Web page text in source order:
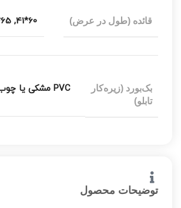
قائده (طول در عرض) 60*41
,
65*44
بک‌بورد (زیره‌کار
تابلو)
PVC مشکی یا چوب MDF
توضیحات محصول